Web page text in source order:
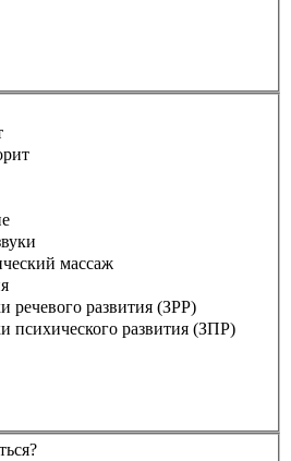
массаж
речевого развития (ЗРР)
психического развития (ЗПР)